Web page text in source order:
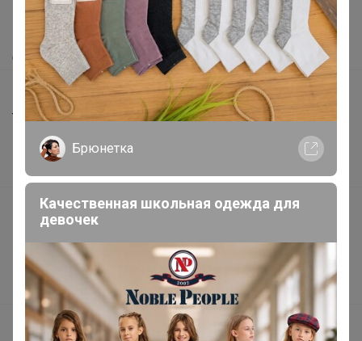
Как получить?
Доставка
Шоурумы
Торговые марки
Наша команда
В наличии
Подарочные сертификаты
Поставщикам
Вакансии
support@24-ok.ru
Брюнетка
Качественная школьная одежда для
девочек